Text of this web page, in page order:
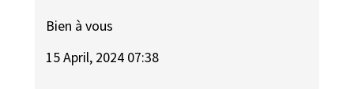
Bien à vous
15 April, 2024 07:38